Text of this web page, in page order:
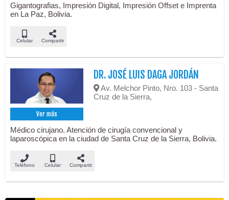
Gigantografias, Impresión Digital, Impresión Offset e Imprenta
en La Paz, Bolivia.
Celular Compartir
Ver más
DR. JOSÉ LUIS DAGA JORDÁN
Av. Melchor Pinto, Nro. 103 - Santa
Cruz de la Sierra,
Médico cirujano. Atención de cirugía convencional y
laparoscópica en la ciudad de Santa Cruz de la Sierra, Bolivia.
Teléfono Celular Compartir